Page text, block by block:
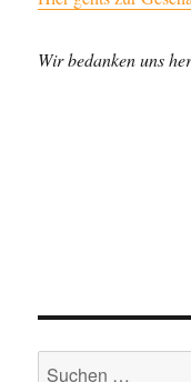
Wir bedanken uns
Suche